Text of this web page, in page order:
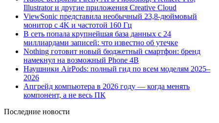
Illustrator и другие приложения Creative Cloud
ViewSonic представила необычный 23,8-дюймовый
монитор с 4K и частотой 160 Гц
В сеть попала крупнейшая база данных с 24
миллиардами записей: что известно об утечке
Nothing готовит новый бюджетный смартфон: бренд
намекнул на возможный Phone 4B
Наушники AirPods: полный гид по всем моделям 2025–
2026
Апгрейд компьютера в 2026 году — когда менять
компонент, а не весь ПК
Последние новости